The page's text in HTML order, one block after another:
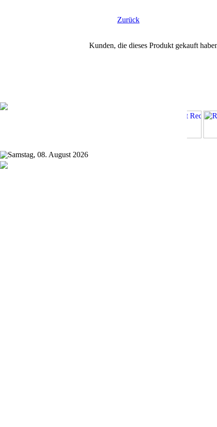
Zurück
Kunden, die dieses Produkt gekauft
Samstag, 08. August 2026